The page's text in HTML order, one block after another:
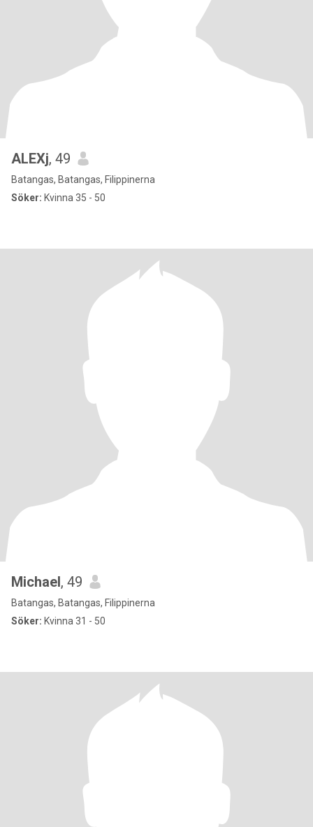
ALEXj, 49
Batangas, Batangas, Filippinerna
Söker: Kvinna 35 - 50
Michael, 49
Batangas, Batangas, Filippinerna
Söker: Kvinna 31 - 50